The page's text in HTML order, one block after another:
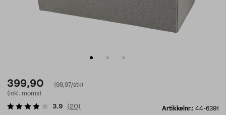
399,90
(99,97/stk)
(inkl. moms)
Artikkelnr.: 44-6391
3.9 ( 20)